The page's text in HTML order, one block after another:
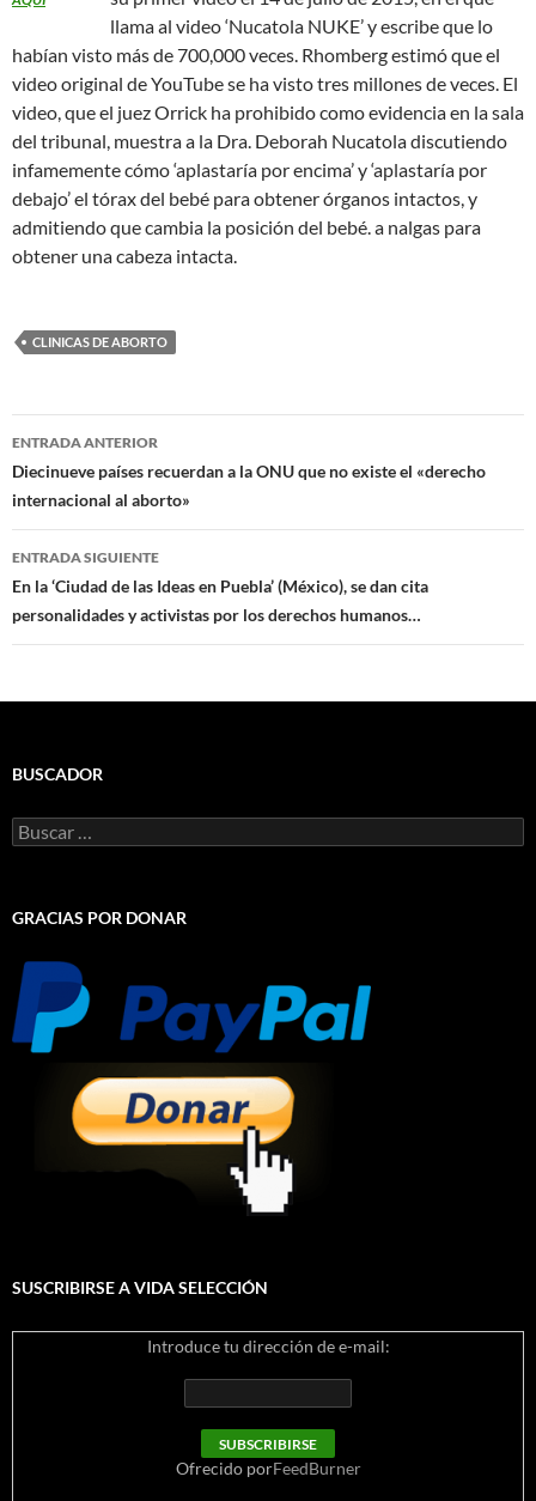
llama al video ‘Nucatola NUKE’ y escribe que lo
habían visto más de 700,000 veces. Rhomberg estimó que el
video original de YouTube se ha visto tres millones de veces. El
video, que el juez Orrick ha prohibido como evidencia en la sala
del tribunal, muestra a la Dra. Deborah Nucatola discutiendo
infamemente cómo ‘aplastaría por encima’ y ‘aplastaría por
debajo’ el tórax del bebé para obtener órganos intactos, y
admitiendo que cambia la posición del bebé. a nalgas para
obtener una cabeza intacta.
CLINICAS DE ABORTO
Navegación
de
entradas
ENTRADA ANTERIOR
Diecinueve países recuerdan a la ONU que no existe el «derecho
internacional al aborto»
ENTRADA SIGUIENTE
En la ‘Ciudad de las Ideas en Puebla’ (México), se dan cita
personalidades y activistas por los derechos humanos…
BUSCADOR
Buscar:
GRACIAS POR DONAR
SUSCRIBIRSE A VIDA SELECCIÓN
Introduce tu dirección de e-mail:
Ofrecido porFeedBurner